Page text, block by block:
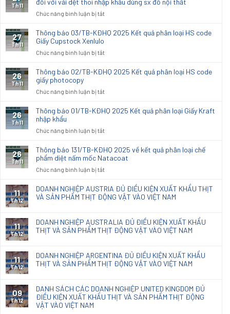
Th11
Chức năng bình luận bị tắtở
báo
2025
quả
loại
quan
vải
thoi
nhập
khẩu
sx
đồ
27
Th11
Thông báo 03/TB-KĐHQ 2025 Kết quả phân loại HS code
Giấy Cupstock Xenlulo
Chức năng bình luận bị tắtở
báo
2025
quả
loại
code
Giấy
Xenlulo
26
Th11
Thông báo 02/TB-KĐHQ 2025 Kết quả phân loại HS code
giấy photocopy
Chức năng bình luận bị tắtở
báo
2025
quả
phân
loại
code
giấy
26
Th11
Thông báo 01/TB-KĐHQ 2025 Kết quả phân loại Giấy Kraft
nhập khẩu
Chức năng bình luận bị tắtở
báo
01/TB-
2025
quả
phân
Kraft
nhập
26
Th11
Thông báo 131/TB-KĐHQ 2025 về kết quả phân loại chế
phẩm diệt nấm mốc Natacoat
Chức năng bình luận bị tắtở
báo
131/TB-
về
kết
loại
chế
nấm
mốc
11
Th12
DOANH NGHIỆP AUSTRIA ĐỦ ĐIỀU KIỆN XUẤT KHẨU THỊT
VÀ SẢN PHẨM THỊT ĐỘNG VẬT VÀO VIỆT NAM
11
Th12
DOANH NGHIỆP AUSTRALIA ĐỦ ĐIỀU KIỆN XUẤT KHẨU
THỊT VÀ SẢN PHẨM THỊT ĐỘNG VẬT VÀO VIỆT NAM
11
Th12
DOANH NGHIỆP ARGENTINA ĐỦ ĐIỀU KIỆN XUẤT KHẨU
THỊT VÀ SẢN PHẨM THỊT ĐỘNG VẬT VÀO VIỆT NAM
09
Th12
DANH SÁCH CÁC DOANH NGHIỆP UNITED KINGDOM ĐỦ
ĐIỀU KIỆN XUẤT KHẨU THỊT VÀ SẢN PHẨM THỊT ĐỘNG
VẬT VÀO VIỆT NAM